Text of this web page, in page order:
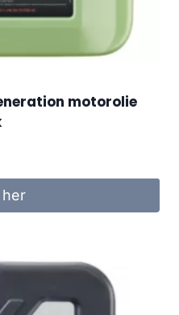
motorolie
her